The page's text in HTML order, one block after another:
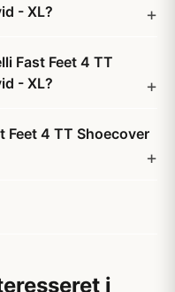
- XL?
Fast Feet 4 TT
- XL?
Feet 4 TT Shoecover
i